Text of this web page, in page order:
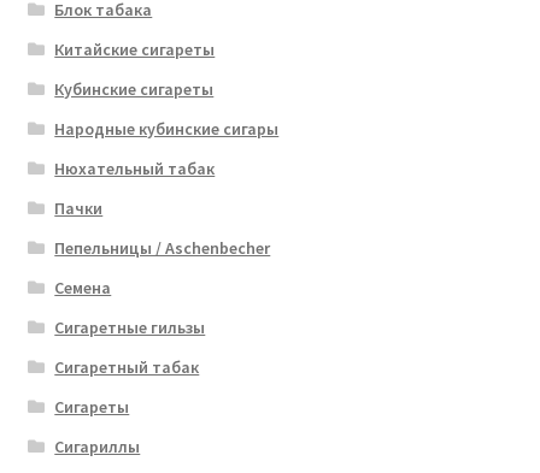
Блок табака
Китайские сигареты
Кубинские сигареты
Народные кубинские сигары
Нюхательный табак
Пачки
Пепельницы / Aschenbecher
Семена
Сигаретные гильзы
Сигаретный табак
Сигареты
Сигариллы